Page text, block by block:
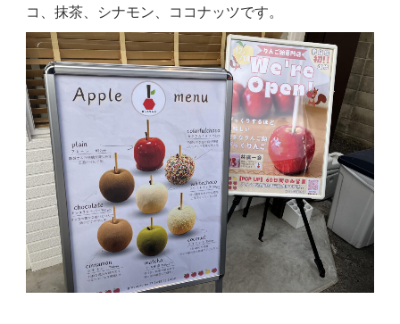
コ、抹茶、シナモン、ココナッツです。